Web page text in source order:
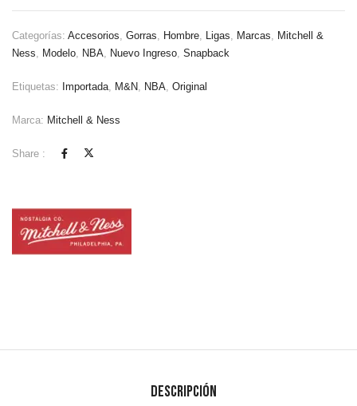
Categorías: Accesorios, Gorras, Hombre, Ligas, Marcas, Mitchell &
Ness, Modelo, NBA, Nuevo Ingreso, Snapback
Etiquetas: Importada, M&N, NBA, Original
Marca: Mitchell & Ness
Share :
Descripción